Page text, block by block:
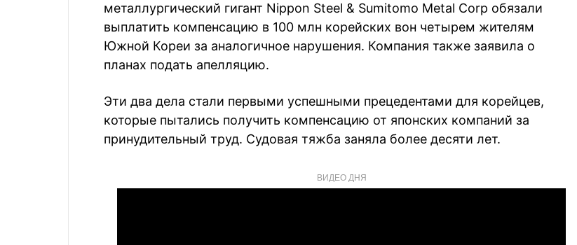
металлургический гигант Nippon Steel & Sumitomo Metal Corp обязали
выплатить компенсацию в 100 млн корейских вон четырем жителям
Южной Кореи за аналогичное нарушения. Компания также заявила о
планах подать апелляцию.
Эти два дела стали первыми успешными прецедентами для корейцев,
которые пытались получить компенсацию от японских компаний за
принудительный труд. Судовая тяжба заняла более десяти лет.
ВИДЕО ДНЯ